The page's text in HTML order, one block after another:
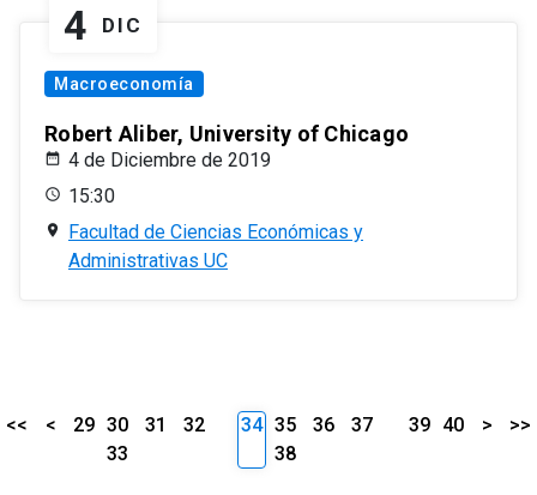
4 DIC
Macroeconomía
Robert Aliber, University of Chicago
4 de Diciembre de 2019
15:30
Facultad de Ciencias Económicas y
Administrativas UC
<< < 29 30 31
32
33
34 35 36
37
38
39 40 > >>